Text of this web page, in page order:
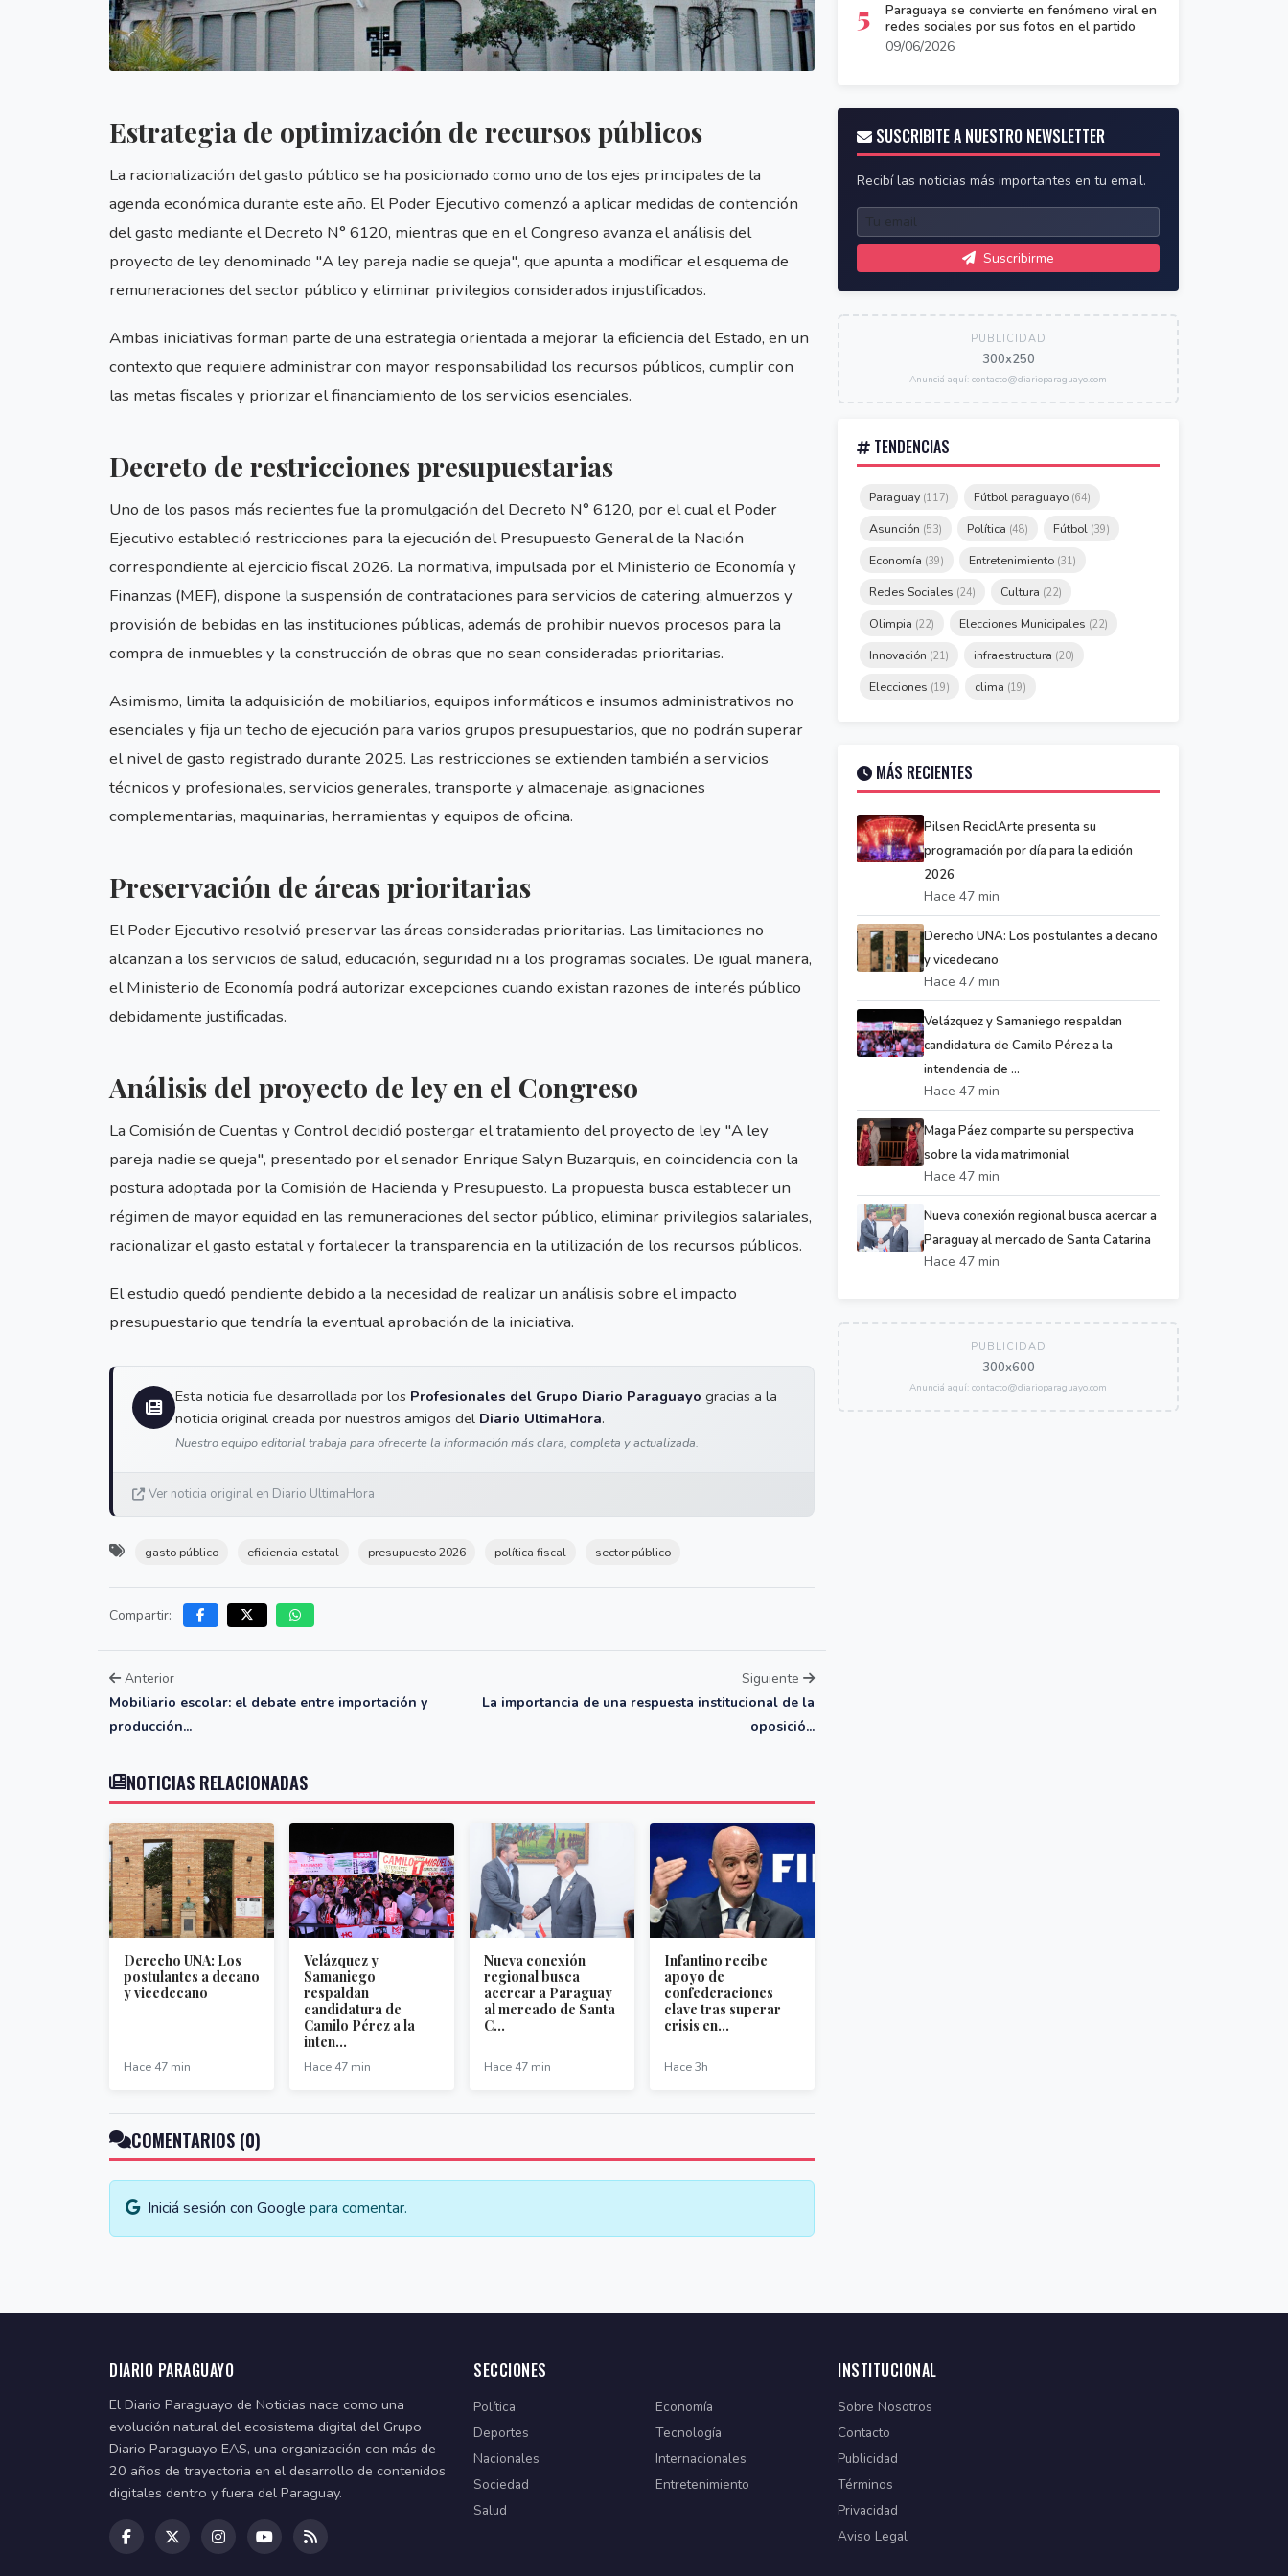
Estrategia de optimización de recursos públicos
La racionalización del gasto público se ha posicionado como uno de los ejes principales de la
agenda económica durante este año. El Poder Ejecutivo comenzó a aplicar medidas de contención
del gasto mediante el Decreto N° 6120, mientras que en el Congreso avanza el análisis del
proyecto de ley denominado "A ley pareja nadie se queja", que apunta a modificar el esquema de
remuneraciones del sector público y eliminar privilegios considerados injustificados.
Ambas iniciativas forman parte de una estrategia orientada a mejorar la eficiencia del Estado, en un
contexto que requiere administrar con mayor responsabilidad los recursos públicos, cumplir con
las metas fiscales y priorizar el financiamiento de los servicios esenciales.
Decreto de restricciones presupuestarias
Uno de los pasos más recientes fue la promulgación del Decreto N° 6120, por el cual el Poder
Ejecutivo estableció restricciones para la ejecución del Presupuesto General de la Nación
correspondiente al ejercicio fiscal 2026. La normativa, impulsada por el Ministerio de Economía y
Finanzas (MEF), dispone la suspensión de contrataciones para servicios de catering, almuerzos y
provisión de bebidas en las instituciones públicas, además de prohibir nuevos procesos para la
compra de inmuebles y la construcción de obras que no sean consideradas prioritarias.
Asimismo, limita la adquisición de mobiliarios, equipos informáticos e insumos administrativos no
esenciales y fija un techo de ejecución para varios grupos presupuestarios, que no podrán superar
el nivel de gasto registrado durante 2025. Las restricciones se extienden también a servicios
técnicos y profesionales, servicios generales, transporte y almacenaje, asignaciones
complementarias, maquinarias, herramientas y equipos de oficina.
Preservación de áreas prioritarias
El Poder Ejecutivo resolvió preservar las áreas consideradas prioritarias. Las limitaciones no
alcanzan a los servicios de salud, educación, seguridad ni a los programas sociales. De igual manera,
el Ministerio de Economía podrá autorizar excepciones cuando existan razones de interés público
debidamente justificadas.
Análisis del proyecto de ley en el Congreso
La Comisión de Cuentas y Control decidió postergar el tratamiento del proyecto de ley "A ley
pareja nadie se queja", presentado por el senador Enrique Salyn Buzarquis, en coincidencia con la
postura adoptada por la Comisión de Hacienda y Presupuesto. La propuesta busca establecer un
régimen de mayor equidad en las remuneraciones del sector público, eliminar privilegios salariales,
racionalizar el gasto estatal y fortalecer la transparencia en la utilización de los recursos públicos.
El estudio quedó pendiente debido a la necesidad de realizar un análisis sobre el impacto
presupuestario que tendría la eventual aprobación de la iniciativa.
Esta noticia fue desarrollada por los Profesionales del Grupo Diario Paraguayo gracias a la
noticia original creada por nuestros amigos del Diario UltimaHora.
Nuestro equipo editorial trabaja para ofrecerte la información más clara, completa y actualizada.
Ver noticia original en Diario UltimaHora
gasto público eficiencia estatal presupuesto 2026 política fiscal sector público
Compartir:
Anterior
Mobiliario escolar: el debate entre importación y
producción...
Siguiente
La importancia de una respuesta institucional de la
oposició...
NOTICIAS RELACIONADAS
Derecho UNA: Los
postulantes a decano
y vicedecano
Hace 47 min
Velázquez y
Samaniego
respaldan
candidatura de
Camilo Pérez a la
inten...
Hace 47 min
Nueva conexión
regional busca
acercar a Paraguay
al mercado de Santa
C...
Hace 47 min
Infantino recibe
apoyo de
confederaciones
clave tras superar
crisis en...
Hace 3h
COMENTARIOS (0)
Iniciá sesión con Google para comentar.
5
Paraguaya se convierte en fenómeno viral en
redes sociales por sus fotos en el partido
09/06/2026
SUSCRIBITE A NUESTRO NEWSLETTER
Recibí las noticias más importantes en tu email.
Suscribirme
PUBLICIDAD
300x250
Anunciá aquí: contacto@diarioparaguayo.com
TENDENCIAS
Paraguay (117) Fútbol paraguayo (64)
Asunción (53) Política (48) Fútbol (39)
Economía (39) Entretenimiento (31)
Redes Sociales (24) Cultura (22)
Olimpia (22) Elecciones Municipales (22)
Innovación (21) infraestructura (20)
Elecciones (19) clima (19)
MÁS RECIENTES
Pilsen ReciclArte presenta su
programación por día para la edición
2026
Hace 47 min
Derecho UNA: Los postulantes a decano
y vicedecano
Hace 47 min
Velázquez y Samaniego respaldan
candidatura de Camilo Pérez a la
intendencia de ...
Hace 47 min
Maga Páez comparte su perspectiva
sobre la vida matrimonial
Hace 47 min
Nueva conexión regional busca acercar a
Paraguay al mercado de Santa Catarina
Hace 47 min
PUBLICIDAD
300x600
Anunciá aquí: contacto@diarioparaguayo.com
DIARIO PARAGUAYO
El Diario Paraguayo de Noticias nace como una
evolución natural del ecosistema digital del Grupo
Diario Paraguayo EAS, una organización con más de
20 años de trayectoria en el desarrollo de contenidos
digitales dentro y fuera del Paraguay.
SECCIONES
Política
Economía
Deportes
Tecnología
Nacionales
Internacionales
Sociedad
Entretenimiento
Salud
INSTITUCIONAL
Sobre Nosotros
Contacto
Publicidad
Términos
Privacidad
Aviso Legal